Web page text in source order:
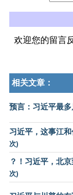
欢迎您的留言
相关文章：
预言：习近平最
习近平，这事江
次)
？！习近平，北
次)